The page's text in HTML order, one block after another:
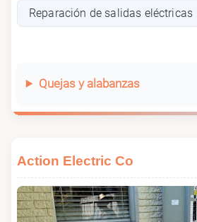
Reparación de salidas eléctricas
Quejas y alabanzas
Action Electric Co